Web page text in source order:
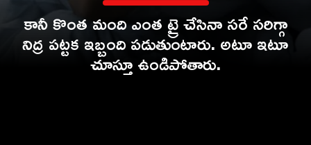
కానీ కొంత మంది ఎంత ట్రై చేసినా సరే సరిగ్గా
నిద్ర పట్టక ఇబ్బంది పడుతుంటారు. అటూ ఇటూ
చూస్తూ ఉండిపోతారు